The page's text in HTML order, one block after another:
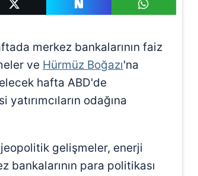
merkez bankalarının faiz
ve Hürmüz Boğazı'na
hafta ABD'de
odağına
gelişmeler, enerji
bankalarının para politikası